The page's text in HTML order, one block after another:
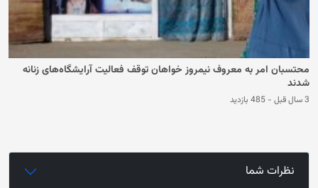
محتسبان امر به معروف نیمروز خواهان توقف فعالیت آرایشگاه‌های زنانه
شدند
3 سال قبل - 485 بازدید
نظرات شما